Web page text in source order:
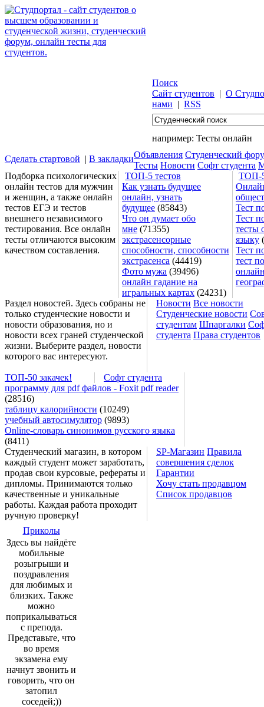
Поиск
Сайт студентов | О
нами | RSS
например: Тесты онлайн
Сделать стартовой | В закладкиОбъявления Студенческий
Тесты Новости Софт студента
Подборка психологических
онлайн тестов для мужчин
и женщин, а также онлайн
тестов ЕГЭ и тестов
внешнего независимого
тестирования. Все онлайн
тесты отличаются высоким
качеством составления.
ТОП-5 тестов
ТОП-
Как узнать будущее
онлайн, узнать
будущее (85843)
Что он думает обо
мне (71355)
экстрасенсорные
способности, способности
экстрасенса (44419)
Фото мужа (39496)
онлайн гадание на
игральных картах (24231)
Тест
Тест
тесты
языку
Тест
тест
Раздел новостей. Здесь собраны не
только студенческие новости и
новости образования, но и
новости всех граней студенческой
жизни. Выберите раздел, новости
которого вас интересуют.
Новости Все новости
Студенческие новости
студентам Шпаргалки
студента Права студентов
ТОП-50 закачек!
Софт студента
программу для pdf файлов - Foxit pdf reader
(28516)
таблицу калорийности (10249)
учебный автосимулятор (9893)
Online-словарь синонимов русского языка
(8411)
Студенческий магазин, в котором
каждый студент может заработать,
продав свои курсовые, рефераты и
дипломы. Принимаются только
качественные и уникальные
работы. Каждая работа проходит
ручную проверку!
SP-Магазин Правила
совершения сделок
Гарантии
Хочу стать продавцом
Список продавцов
Приколы
Здесь вы найдёте
мобильные
розыгрыши и
поздравления
для любимых и
близких. Также
можно
поприкалываться
с препода.
Представьте, что
во время
экзамена ему
начнут звонить и
говорить, что он
затопил
соседей;))